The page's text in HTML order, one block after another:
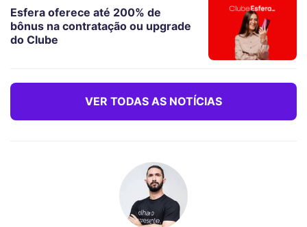
Esfera oferece até 200% de
bônus na contratação ou upgrade
do Clube
VER TODAS AS NOTÍCIAS